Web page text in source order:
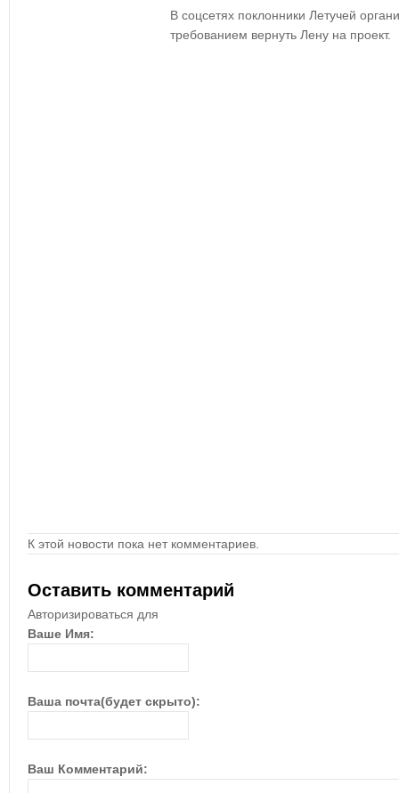
В соцсетях поклонники Летучей
требованием вернуть Лену на проект.
К этой новости пока нет комментариев.
Оставить комментарий
Авторизироваться для
Ваше Имя:
Ваша почта(будет скрыто):
Ваш Комментарий: